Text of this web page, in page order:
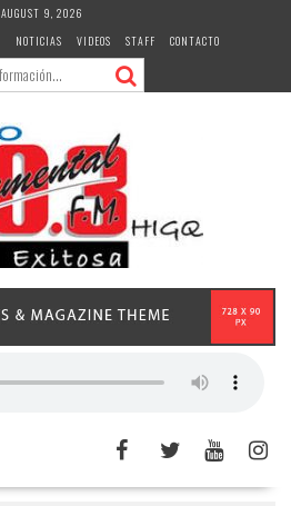
AUGUST 9, 2026
NOTICIAS VIDEOS STAFF CONTACTO